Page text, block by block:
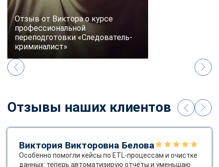
Отзыв от Виктора о курсе
профессиональной
переподготовки «Следователь-
криминалист»
Отзывы наших клиентов
Виктория Викторовна Белова
Особенно помогли кейсы по ETL‑процессам и очистке
данных: теперь автоматизирую отчёты и уменьшаю